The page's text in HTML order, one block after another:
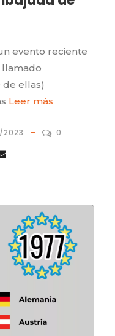
evento reciente
llamado
de ellas)
Leer más
2023 0